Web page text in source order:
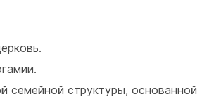
семейной структуры, основанной